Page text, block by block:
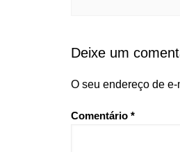
Deixe um
O seu endereço de
Comentário *